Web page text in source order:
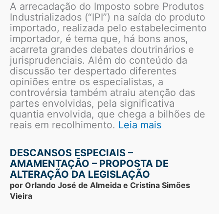
A arrecadação do Imposto sobre Produtos
Industrializados (“IPI”) na saída do produto
importado, realizada pelo estabelecimento
importador, é tema que, há bons anos,
acarreta grandes debates doutrinários e
jurisprudenciais. Além do conteúdo da
discussão ter despertado diferentes
opiniões entre os especialistas, a
controvérsia também atraiu atenção das
partes envolvidas, pela significativa
quantia envolvida, que chega a bilhões de
reais em recolhimento. Leia mais
DESCANSOS ESPECIAIS –
AMAMENTAÇÃO – PROPOSTA DE
ALTERAÇÃO DA LEGISLAÇÃO
por Orlando José de Almeida e Cristina Simões
Vieira